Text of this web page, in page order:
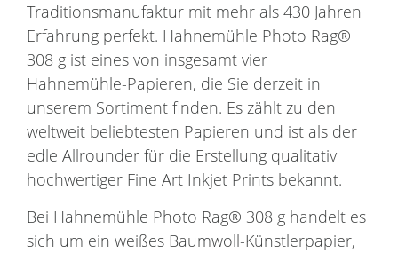
Traditionsmanufaktur mit mehr als 430 Jahren
Erfahrung perfekt. Hahnemühle Photo Rag®
308 g ist eines von insgesamt vier
Hahnemühle-Papieren, die Sie derzeit in
unserem Sortiment finden. Es zählt zu den
weltweit beliebtesten Papieren und ist als der
edle Allrounder für die Erstellung qualitativ
hochwertiger Fine Art Inkjet Prints bekannt.
Bei Hahnemühle Photo Rag® 308 g handelt es
sich um ein weißes Baumwoll-Künstlerpapier,